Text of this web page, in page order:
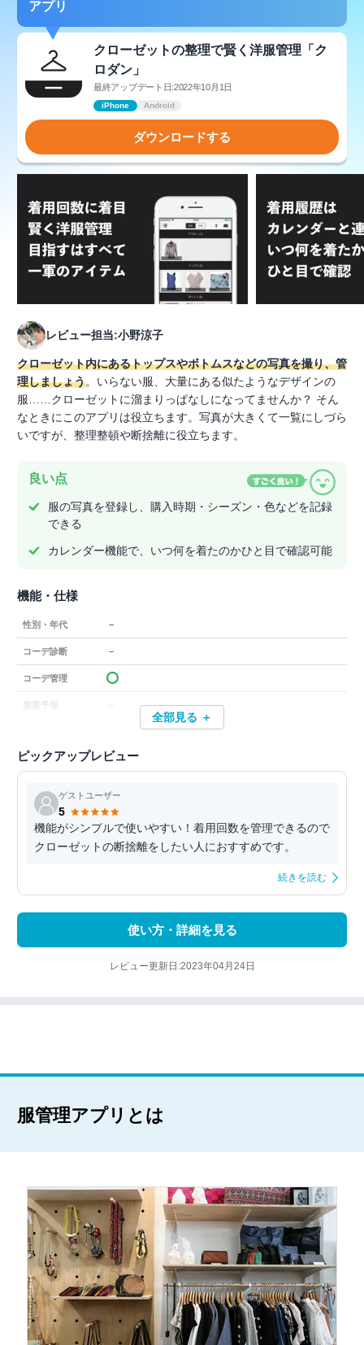
アプリ
クローゼットの整理で賢く洋服管理「ク
ロダン」
最終アップデート日:2022年10月1日
iPhone Android
ダウンロードする
レビュー担当:小野涼子
クローゼット内にあるトップスやボトムスなどの写真を撮り、管
理しましょう。いらない服、大量にある似たようなデザインの
服……クローゼットに溜まりっぱなしになってませんか？ そん
なときにこのアプリは役立ちます。写真が大きくて一覧にしづら
いですが、整理整頓や断捨離に役立ちます。
良い点
服の写真を登録し、購入時期・シーズン・色などを記録
できる
カレンダー機能で、いつ何を着たのかひと目で確認可能
機能・仕様
性別・年代 －
コーデ診断 －
コーデ管理
服装予報 －
全部見る ＋
ピックアップレビュー
ゲストユーザー
5
機能がシンプルで使いやすい！着用回数を管理できるので
クローゼットの断捨離をしたい人におすすめです。
続きを読む
使い方・詳細を見る
レビュー更新日:2023年04月24日
服管理アプリとは